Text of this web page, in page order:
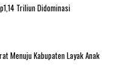
Triliun Didominasi
Menuju Kabupaten Layak Anak